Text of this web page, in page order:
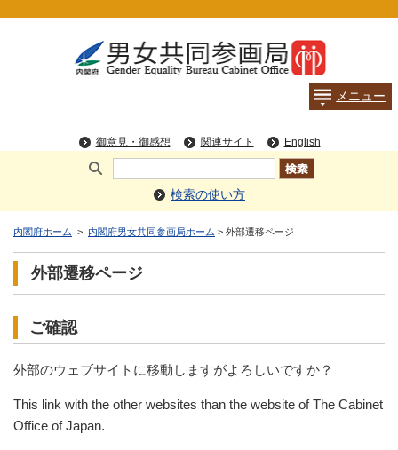
検索の使い方
内閣府ホーム > 内閣府男女共同参画局ホーム > 外部遷移ページ
外部遷移ページ
ご確認
外部のウェブサイトに移動しますがよろしいですか？
This link with the other websites than the website of The Cabinet
Office of Japan.